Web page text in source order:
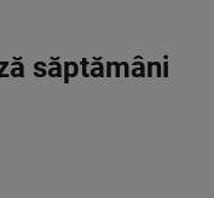
săptămâni